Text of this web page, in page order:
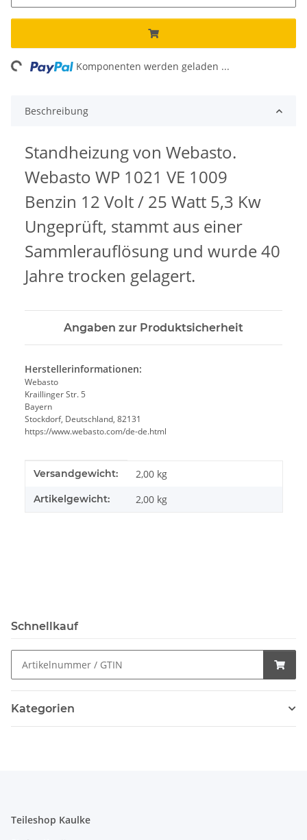
Komponenten werden geladen ...
Beschreibung
Standheizung von Webasto.
Webasto WP 1021 VE 1009
Benzin 12 Volt / 25 Watt 5,3 Kw
Ungeprüft, stammt aus einer
Sammlerauflösung und wurde 40
Jahre trocken gelagert.
Angaben zur Produktsicherheit
Herstellerinformationen:
Webasto
Kraillinger Str. 5
Bayern
Stockdorf, Deutschland, 82131
https://www.webasto.com/de-de.html
Produkteigenschaft
Wert
Versandgewicht: 2,00 kg
Artikelgewicht: 2,00 kg
Schnellkauf
Kategorien
Teileshop Kaulke